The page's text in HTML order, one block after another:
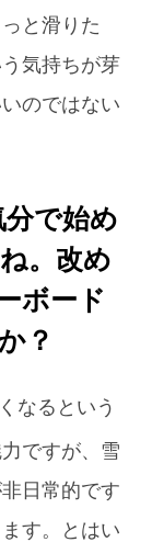
と滑りた
気持ちが芽
のではない
で始め
。改め
ボード
？
なるという
ですが、雪
日常的です
す。とはい